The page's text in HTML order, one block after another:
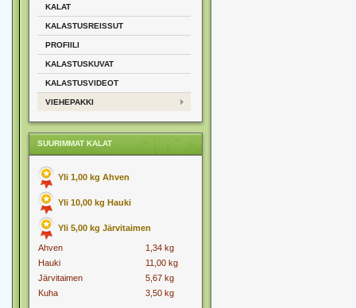
KALAT
KALASTUSREISSUT
PROFIILI
KALASTUSKUVAT
KALASTUSVIDEOT
VIEHEPAKKI
SUURIMMAT KALAT
Yli 1,00 kg Ahven
Yli 10,00 kg Hauki
Yli 5,00 kg Järvitaimen
Ahven
1,34 kg
Hauki
11,00 kg
Järvitaimen
5,67 kg
Kuha
3,50 kg